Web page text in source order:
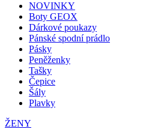
NOVINKY
Boty GEOX
Dárkové poukazy
Pánské spodní prádlo
Pásky
Peněženky
Tašky
Čepice
Šály
Plavky
ŽENY